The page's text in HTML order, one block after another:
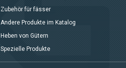
Zubehör für fässer
Andere Produkte im Katalog
Heben von Gütern
Spezielle Produkte